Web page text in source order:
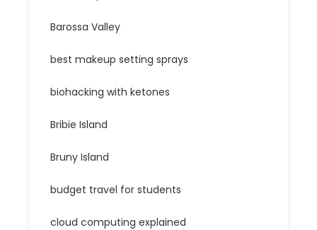
Barossa Valley
best makeup setting sprays
biohacking with ketones
Bribie Island
Bruny Island
budget travel for students
cloud computing explained